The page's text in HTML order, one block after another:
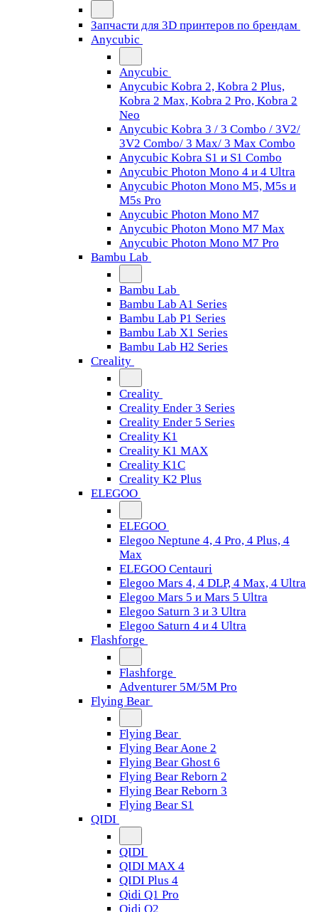
Запчасти для 3D принтеров по брендам
Anycubic
Anycubic
Anycubic Kobra 2, Kobra 2 Plus,
Kobra 2 Max, Kobra 2 Pro, Kobra 2
Neo
Anycubic Kobra 3 / 3 Combo / 3V2/
3V2 Combo/ 3 Max/ 3 Max Combo
Anycubic Kobra S1 и S1 Combo
Anycubic Photon Mono 4 и 4 Ultra
Anycubic Photon Mono M5, M5s и
M5s Pro
Anycubic Photon Mono M7
Anycubic Photon Mono M7 Max
Anycubic Photon Mono M7 Pro
Bambu Lab
Bambu Lab
Bambu Lab A1 Series
Bambu Lab P1 Series
Bambu Lab X1 Series
Bambu Lab H2 Series
Creality
Creality
Creality Ender 3 Series
Creality Ender 5 Series
Creality K1
Creality K1 MAX
Creality K1C
Creality K2 Plus
ELEGOO
ELEGOO
Elegoo Neptune 4, 4 Pro, 4 Plus, 4
Max
ELEGOO Centauri
Elegoo Mars 4, 4 DLP, 4 Max, 4 Ultra
Elegoo Mars 5 и Mars 5 Ultra
Elegoo Saturn 3 и 3 Ultra
Elegoo Saturn 4 и 4 Ultra
Flashforge
Flashforge
Adventurer 5M/5M Pro
Flying Bear
Flying Bear
Flying Bear Aone 2
Flying Bear Ghost 6
Flying Bear Reborn 2
Flying Bear Reborn 3
Flying Bear S1
QIDI
QIDI
QIDI MAX 4
QIDI Plus 4
Qidi Q1 Pro
Qidi Q2